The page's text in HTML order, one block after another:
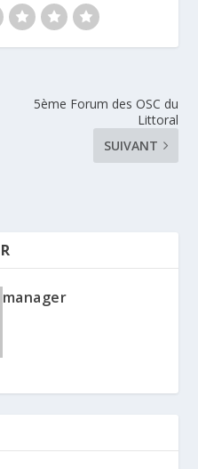
5ème Forum des OSC du
Littoral
SUIVANT
manager